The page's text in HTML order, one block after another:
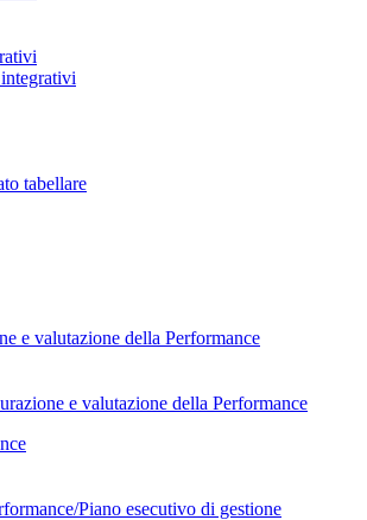
tabellare
e valutazione della Performance
e valutazione della Performance
Piano esecutivo di gestione